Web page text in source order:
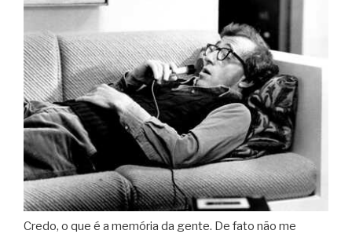
Credo, o que é a memória da gente. De fato não me